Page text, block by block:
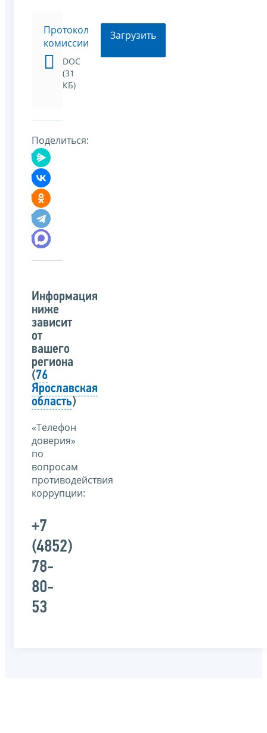
Протокол
комиссии
DOC
(31
КБ)
Загрузить
Поделиться:
Информация
ниже
зависит
от
вашего
региона
(76
Ярославская
область)
«Телефон
доверия»
по
вопросам
противодействия
коррупции:
+7
(4852)
78-
80-
53